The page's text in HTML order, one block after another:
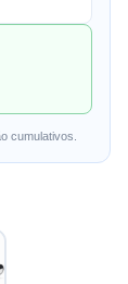
cumulativos.